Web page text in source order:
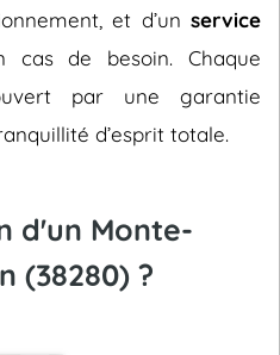
et d’un service
de besoin. Chaque
par une garantie
d’esprit totale.
d'un Monte-
(38280) ?